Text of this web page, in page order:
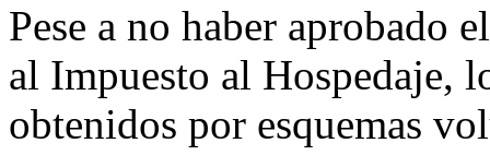
Pese a no haber aprobado
al Impuesto al Hospedaje,
obtenidos por esquemas